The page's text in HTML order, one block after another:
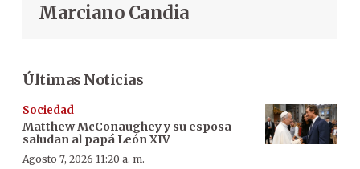
Marciano Candia
Últimas Noticias
Sociedad
Matthew McConaughey y su esposa
saludan al papá León XIV
Agosto 7, 2026 11:20 a. m.